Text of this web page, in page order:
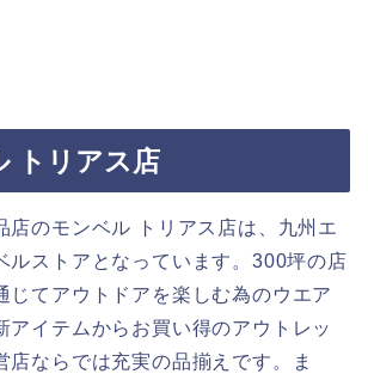
トリアス店
店のモンベル トリアス店は、九州エ
ルストアとなっています。300坪の店
じてアウトドアを楽しむ為のウエア
アイテムからお買い得のアウトレッ
店ならでは充実の品揃えです。ま